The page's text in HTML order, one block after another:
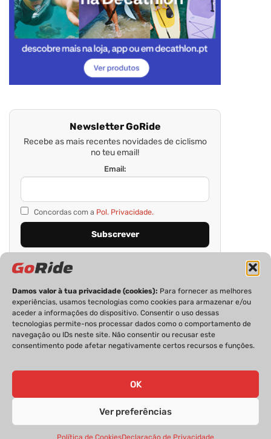
Damos valor à tua privacidade (cookies): Para fornecer as melhores
experiências, usamos tecnologias como cookies para armazenar e/ou
aceder a informações do dispositivo. Consentir o uso dessas
tecnologias permite-nos processar dados como o comportamento de
navegação ou IDs neste site. Não consentir ou recusar este
consentimento pode afetar negativamente certos recursos e funções.
OK
Ver preferências
Política de CookiesDeclaração de Privacidade
Newsletter GoRide
Recebe as mais recentes novidades de ciclismo
no teu email!
Email:
Concordas com a Pol. Privacidade.
PRIVACIDADE FICHA TÉCNICA
ESTATUTO EDITORIAL
GoRide 2026 | Todos os direitos reservados.